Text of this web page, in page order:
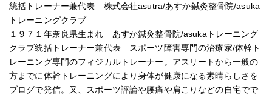
統括トレーナー兼代表 株式会社asutra/あすか鍼灸整骨院/asuka
トレーニングクラブ
１９７１年奈良県生まれ あすか鍼灸整骨院/asukaトレーニング
クラブ統括トレーナー兼代表 スポーツ障害専門の治療家/体幹ト
レーニング専門のフィジカルトレーナー。アスリートから一般の
方までに体幹トレーニングにより身体が健康になる素晴らしさを
ブログで発信。又、スポーツ評論や腰痛や肩こりなどの自宅でで